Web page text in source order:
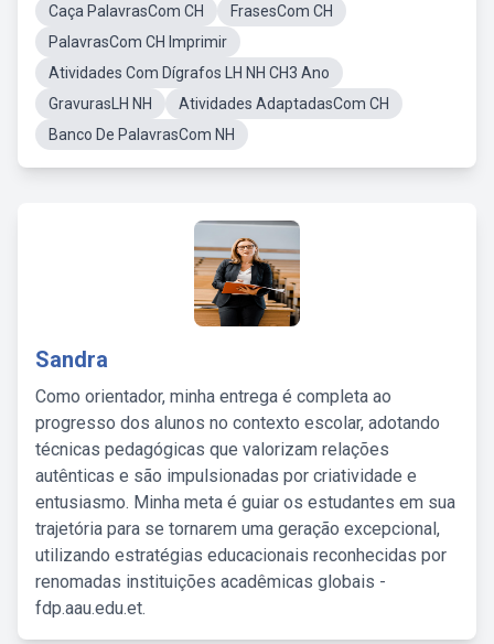
Caça PalavrasCom CH
FrasesCom CH
PalavrasCom CH Imprimir
Atividades Com Dígrafos LH NH CH3 Ano
GravurasLH NH
Atividades AdaptadasCom CH
Banco De PalavrasCom NH
Sandra
Como orientador, minha entrega é completa ao
progresso dos alunos no contexto escolar, adotando
técnicas pedagógicas que valorizam relações
autênticas e são impulsionadas por criatividade e
entusiasmo. Minha meta é guiar os estudantes em sua
trajetória para se tornarem uma geração excepcional,
utilizando estratégias educacionais reconhecidas por
renomadas instituições acadêmicas globais -
fdp.aau.edu.et.